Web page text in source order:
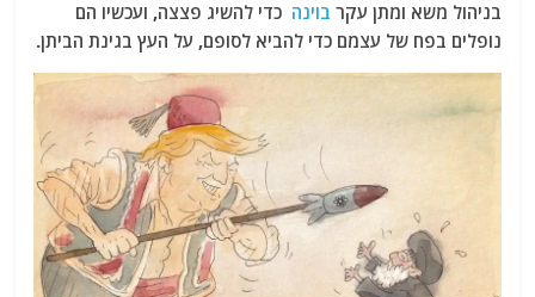
בניהול משא ומתן עקר בוינה כדי להשיג פצצה, ועכשיו הם
נופלים בפח של עצמם כדי להביא לסופם, על העץ בגינת הביתן.